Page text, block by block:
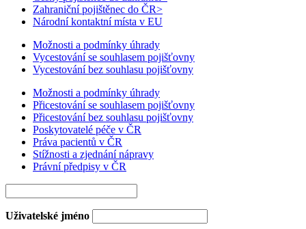
Zahraniční pojištěnec do ČR>
Národní kontaktní místa v EU
Možnosti a podmínky úhrady
Vycestování se souhlasem pojišťovny
Vycestování bez souhlasu pojišťovny
Možnosti a podmínky úhrady
Přicestování se souhlasem pojišťovny
Přicestování bez souhlasu pojišťovny
Poskytovatelé péče v ČR
Práva pacientů v ČR
Stížnosti a zjednání nápravy
Právní předpisy v ČR
Uživatelské jméno